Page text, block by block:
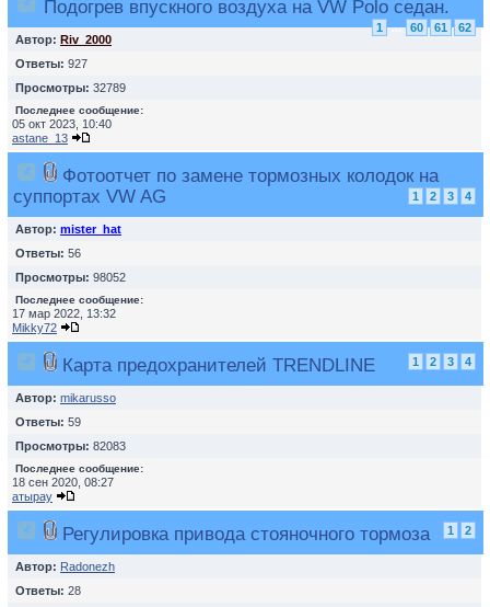
Подогрев впускного воздуха на VW Polo седан.
1 ... 60 61
62
Автор: Riv_2000
Ответы: 927
Просмотры: 32789
Последнее сообщение:
05 окт 2023, 10:40
astane_13
Фотоотчет по замене тормозных колодок на
суппортах VW AG
1 2 3 4
Автор: mister_hat
Ответы: 56
Просмотры: 98052
Последнее сообщение:
17 мар 2022, 13:32
Mikky72
Карта предохранителей TRENDLINE 1 2 3 4
Автор: mikarusso
Ответы: 59
Просмотры: 82083
Последнее сообщение:
18 сен 2020, 08:27
атырау
Регулировка привода стояночного тормоза 1 2
Автор: Radonezh
Ответы: 28